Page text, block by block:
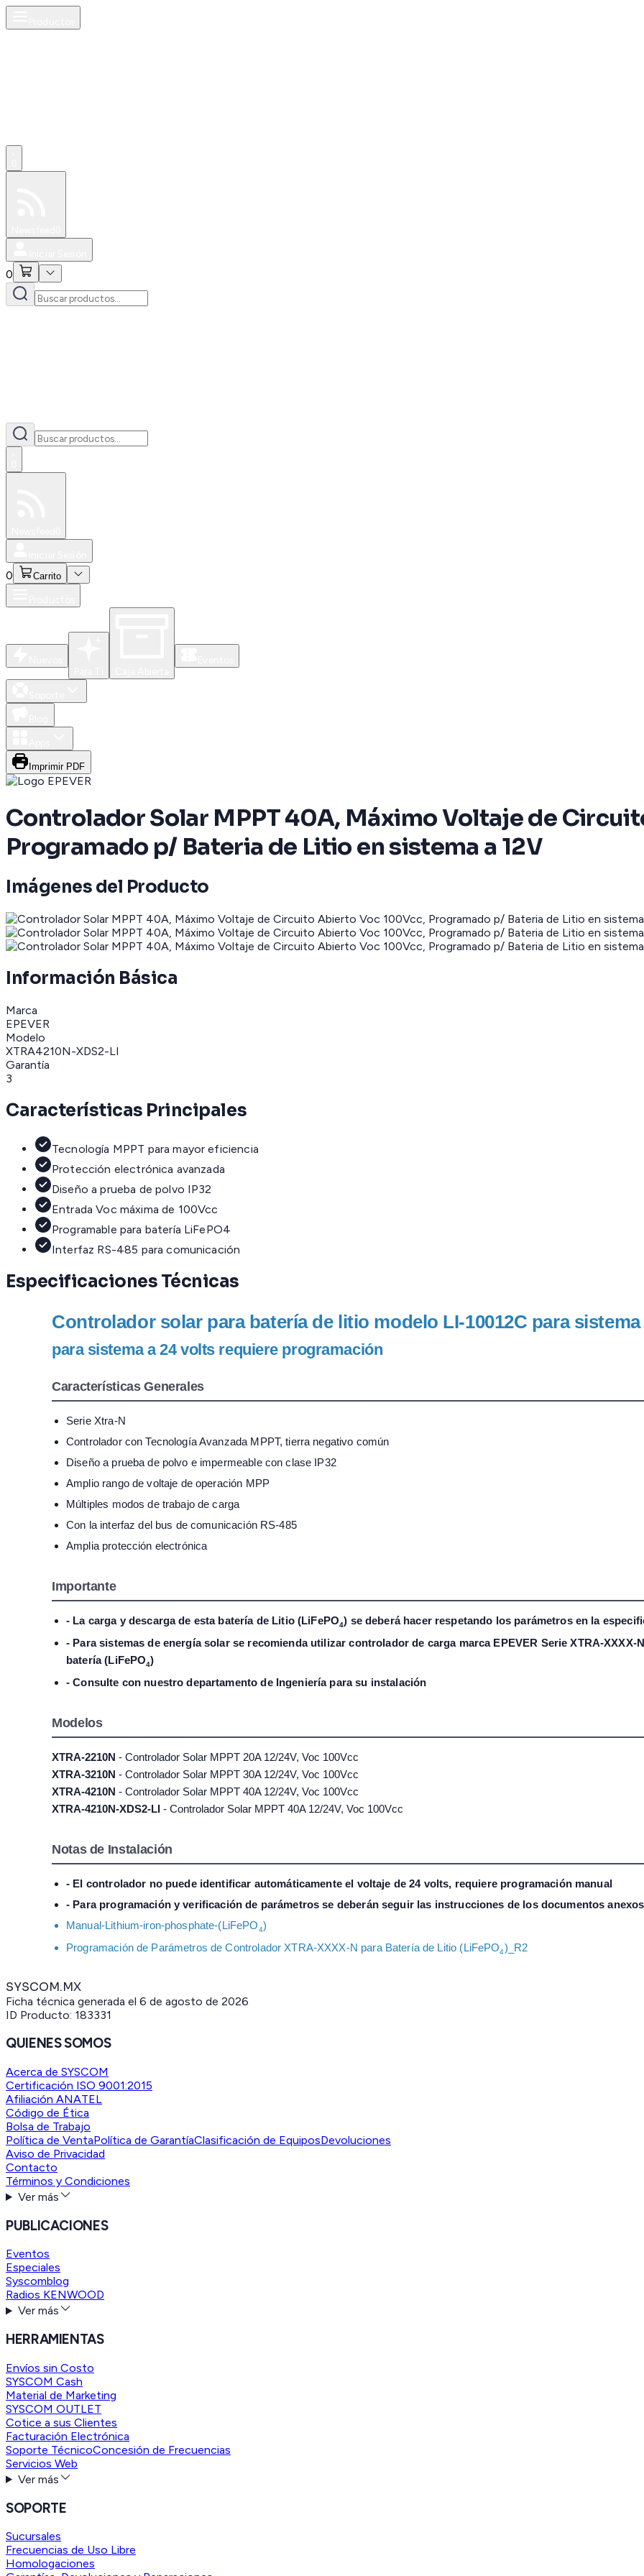
0
0 Carrito
Imprimir PDF
Controlador Solar MPPT 40A, Máximo Voltaje de
Programado p/ Bateria de Litio en sistema a 12V
Imágenes del Producto
Información Básica
Marca
EPEVER
Modelo
XTRA4210N-XDS2-LI
Garantía
3
Características Principales
Tecnología MPPT para mayor eficiencia
Protección electrónica avanzada
Diseño a prueba de polvo IP32
Entrada Voc máxima de 100Vcc
Programable para batería LiFePO4
Interfaz RS-485 para comunicación
Especificaciones Técnicas
Controlador solar para batería de litio modelo LI-10012C para sistema
para sistema a 24 volts requiere programación
Características Generales
Serie Xtra-N
Controlador con Tecnología Avanzada MPPT, tierra negativo común
Diseño a prueba de polvo e impermeable con clase IP32
Amplio rango de voltaje de operación MPP
Múltiples modos de trabajo de carga
Con la interfaz del bus de comunicación RS-485
Amplia protección electrónica
Importante
- La carga y descarga de esta batería de Litio (LiFePO4) se deberá hacer respetando los parámetros en la
- Para sistemas de energía solar se recomienda utilizar controlador de carga marca EPEVER Serie XTRA-
batería (LiFePO4)
- Consulte con nuestro departamento de Ingeniería para su instalación
Modelos
XTRA-2210N - Controlador Solar MPPT 20A 12/24V, Voc 100Vcc
XTRA-3210N - Controlador Solar MPPT 30A 12/24V, Voc 100Vcc
XTRA-4210N - Controlador Solar MPPT 40A 12/24V, Voc 100Vcc
XTRA-4210N-XDS2-LI - Controlador Solar MPPT 40A 12/24V, Voc 100Vcc
Notas de Instalación
- El controlador no puede identificar automáticamente el voltaje de 24 volts, requiere programación manual
- Para programación y verificación de parámetros se deberán seguir las instrucciones de los documentos
Manual-Lithium-iron-phosphate-(LiFePO4)
Programación de Parámetros de Controlador XTRA-XXXX-N para Batería de Litio (LiFePO4)_R2
SYSCOM.MX
Ficha técnica generada el 6 de agosto de 2026
ID Producto: 183331
QUIENES SOMOS
Acerca de SYSCOM
Certificación ISO 9001:2015
Afiliación ANATEL
Código de Ética
Bolsa de Trabajo
Política de VentaPolítica de GarantíaClasificación de EquiposDevoluciones
Aviso de Privacidad
Contacto
Términos y Condiciones
Ver más
PUBLICACIONES
Eventos
Especiales
Syscomblog
Radios KENWOOD
Ver más
HERRAMIENTAS
Envíos sin Costo
SYSCOM Cash
Material de Marketing
SYSCOM OUTLET
Cotice a sus Clientes
Facturación Electrónica
Soporte TécnicoConcesión de Frecuencias
Servicios Web
Ver más
SOPORTE
Sucursales
Frecuencias de Uso Libre
Homologaciones